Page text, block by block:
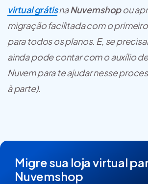
virtual grátisnaNuvemshopou
migração facilitada com o
para todos os planos. E, se
ainda pode contar com o auxílio
Nuvem para te ajudar nesse
à parte).
Migre sua loja virtual
Nuvemshop